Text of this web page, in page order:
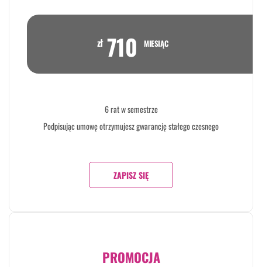
zł 710 MIESIĄC
6 rat w semestrze
Podpisując umowę otrzymujesz gwarancję stałego czesnego
ZAPISZ SIĘ
PROMOCJA